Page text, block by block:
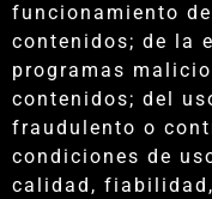
funcionamiento
contenidos; de la
programas
contenidos; del
fraudulento o
condiciones de
calidad,